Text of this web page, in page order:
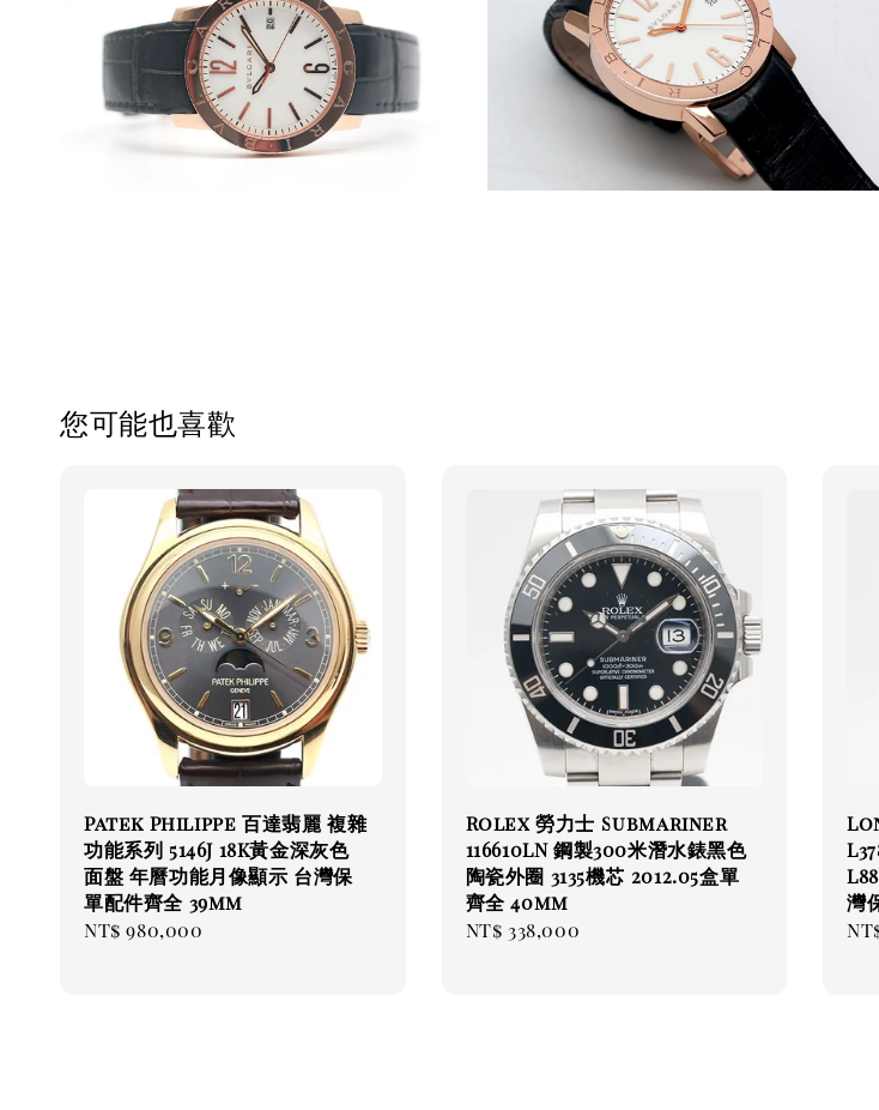
您可能也喜歡
Patek Philippe 百達翡麗 複雜
功能系列 5146J 18K黃金深灰色
面盤 年曆功能月像顯示 台灣保
單配件齊全 39mm
Regular
NT$ 980,000
Rolex 勞力士 Submariner
116610LN 鋼製300米潛水錶黑色
陶瓷外圈 3135機芯 2012.05盒單
齊全 40mm
Regular
NT$ 338,000
灣